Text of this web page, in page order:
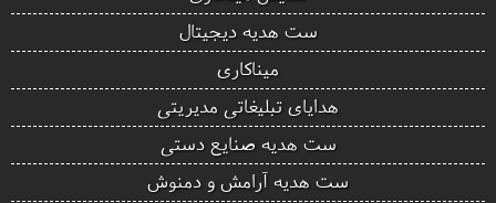
ست هدیه دیجیتال
میناکاری
هدایای تبلیغاتی مدیریتی
ست هدیه صنایع دستی
ست هدیه آرامش و دمنوش